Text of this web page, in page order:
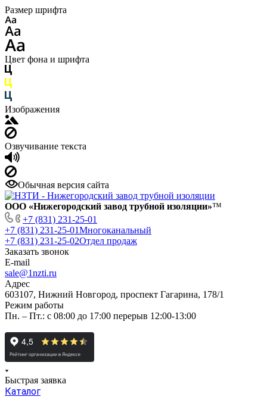
Размер шрифта
Цвет фона и шрифта
Изображения
Озвучивание текста
Обычная версия сайта
ООО «Нижегородский завод трубной изоляции»™
+7 (831) 231-25-01
+7 (831) 231-25-01Многоканальный
+7 (831) 231-25-02Отдел продаж
Заказать звонок
E-mail
sale@1nzti.ru
Адрес
603107, Нижний Новгород, проспект Гагарина, 178/1
Режим работы
Пн. – Пт.: с 08:00 до 17:00 перерыв 12:00-13:00
Быстрая заявка
Каталог